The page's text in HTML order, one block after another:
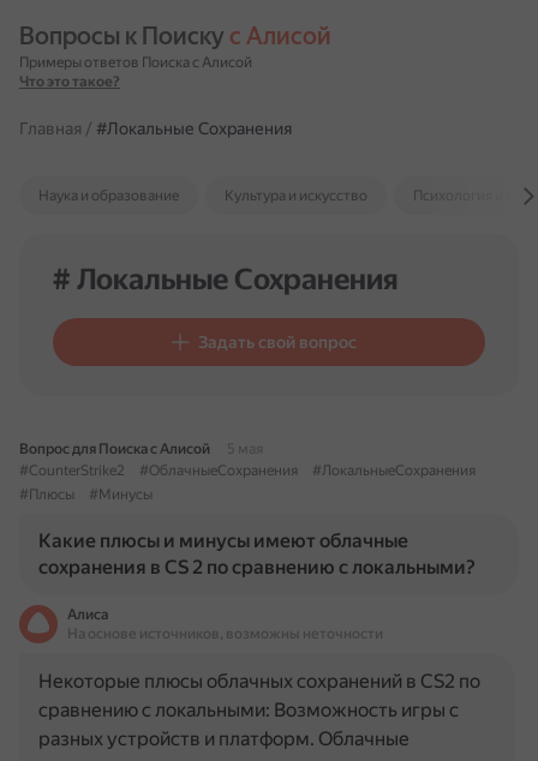
Вопросы к Поиску с Алисой
Примеры ответов Поиска с Алисой
Что это такое?
Главная / #Локальные Сохранения
Наука и образование Культура и искусство Психология и
# Локальные Сохранения
Задать свой вопрос
Вопрос для Поиска с Алисой
5 мая
#CounterStrike2
#ОблачныеСохранения
#ЛокальныеСохранения
#Плюсы
#Минусы
Какие плюсы и минусы имеют облачные
сохранения в CS 2 по сравнению с локальными?
Алиса
На основе источников, возможны неточности
Некоторые плюсы облачных сохранений в CS2 по
сравнению с локальными: Возможность игры с
разных устройств и платформ. Облачные